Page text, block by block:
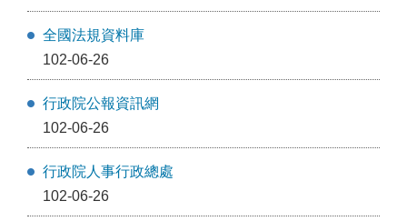
全國法規資料庫
102-06-26
行政院公報資訊網
102-06-26
行政院人事行政總處
102-06-26